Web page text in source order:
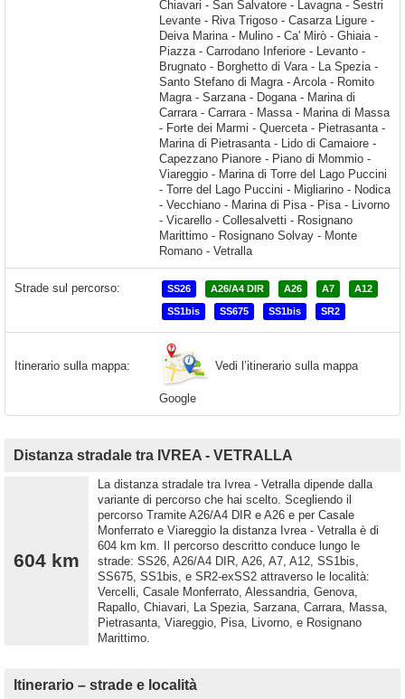
Strade sul percorso: SS26 A26/A4 DIR A26 A7 A12
SS1bis SS675 SS1bis SR2
Itinerario sulla mappa: Vedi l’itinerario sulla mappa
Google
Distanza stradale tra IVREA - VETRALLA
604 km
La distanza stradale tra Ivrea - Vetralla dipende dalla
variante di percorso che hai scelto. Scegliendo il
percorso Tramite A26/A4 DIR e A26 e per Casale
Monferrato e Viareggio la distanza Ivrea - Vetralla è di
604 km km. Il percorso descritto conduce lungo le
strade: SS26, A26/A4 DIR, A26, A7, A12, SS1bis,
SS675, SS1bis, e SR2-exSS2 attraverso le località:
Vercelli, Casale Monferrato, Alessandria, Genova,
Rapallo, Chiavari, La Spezia, Sarzana, Carrara, Massa,
Pietrasanta, Viareggio, Pisa, Livorno, e Rosignano
Marittimo.
Itinerario – strade e località